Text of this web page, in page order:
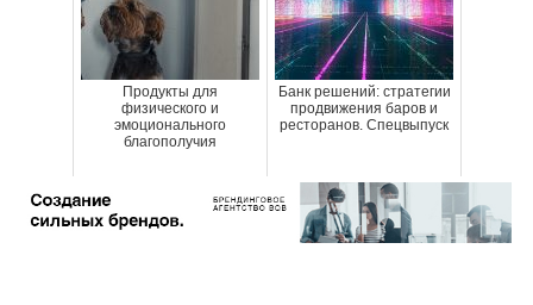
Продукты для
физического и
эмоционального
благополучия
Банк решений: стратегии
продвижения баров и
ресторанов. Спецвыпуск